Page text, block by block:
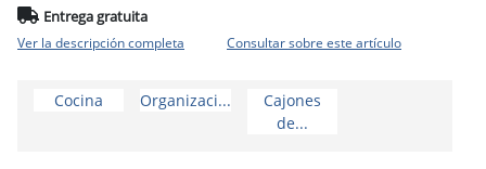
Entrega gratuita
Ver la descripción completa Consultar sobre este artículo
Cocina Organizaci...
Cajones
de...